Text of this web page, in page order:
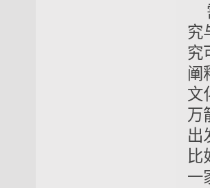
究
究
阐
文
万
出
比
一